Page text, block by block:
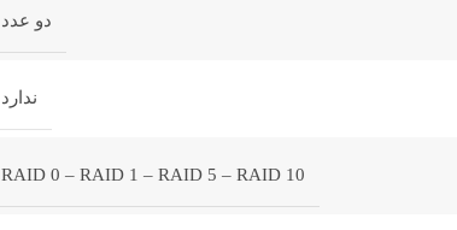
دو عدد
ندارد
RAID 0 – RAID 1 – RAID 5 – RAID 10